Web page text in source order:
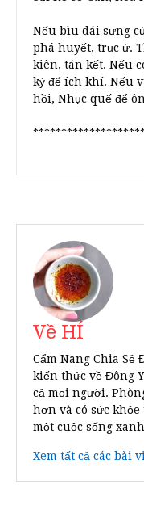
Nếu bìu dái sưng
phá huyết, trục ứ.
kiên, tán kết. Nếu
kỳ để ích khí. Nếu
hồi, Nhục quế để
Về HÍ
Cẩm Nang Chia Sẻ
kiến thức về Đông
cả mọi người.
hơn và có sức
một cuộc sống
Xem tất cả các bài